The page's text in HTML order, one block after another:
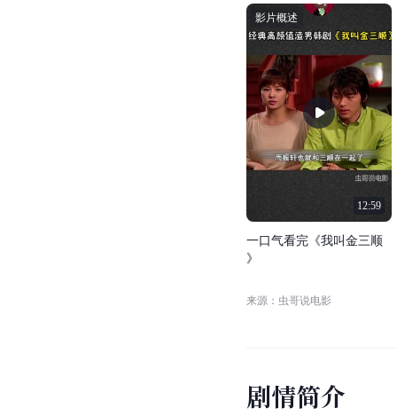
12:59
影片概述
一口 气看完 《我叫 金三顺
》
来源：虫哥说电影
剧情简介